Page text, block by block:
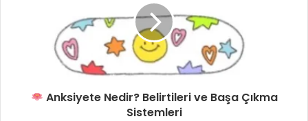
Anksiyete Nedir? Belirtileri ve Başa Çıkma
Sistemleri